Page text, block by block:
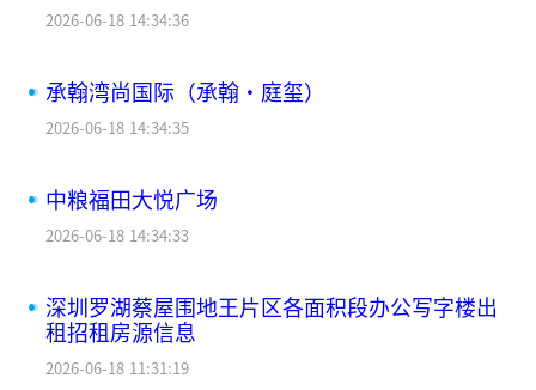
2026-06-18 14:34:36
承翰湾尚国际（承翰·庭玺）
2026-06-18 14:34:35
中粮福田大悦广场
2026-06-18 14:34:33
深圳罗湖蔡屋围地王片区各面积段办公写字楼出
租招租房源信息
2026-06-18 11:31:19